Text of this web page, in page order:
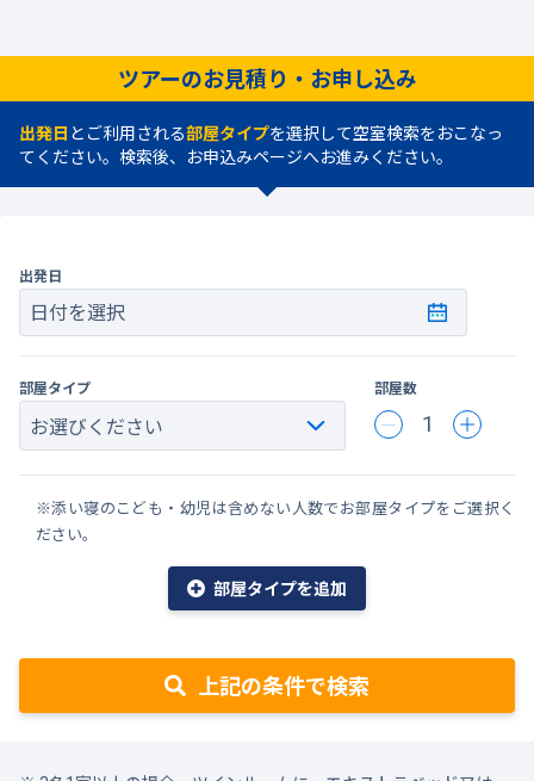
ツアーのお見積り・お申し込み
出発日 とご利用される部屋タイプを選択して空室検索をおこなっ
てください。検索後、お申込みページへお進みください。
出発日
日付を選択
部屋タイプ 部屋数
1
※添い寝のこども・幼児は含めない人数でお部屋タイプをご選択く
ださい。
部屋タイプを追加
上記の条件で検索